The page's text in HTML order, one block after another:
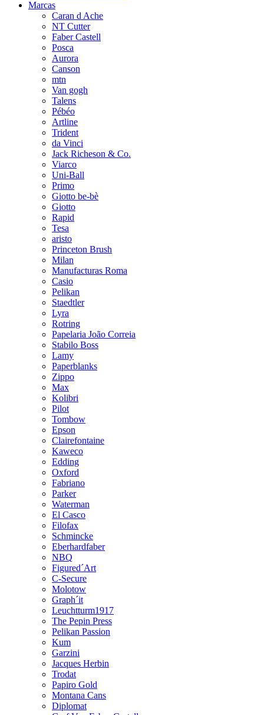
Marcas
Caran d Ache
NT Cutter
Faber Castell
Posca
Aurora
Canson
mtn
Van gogh
Talens
Pébéo
Artline
Trident
da Vinci
Jack Richeson & Co.
Viarco
Uni-Ball
Primo
Giotto be-bè
Giotto
Rapid
Tesa
aristo
Princeton Brush
Milan
Manufacturas Roma
Casio
Pelikan
Staedtler
Lyra
Rotring
Papelaria João Correia
Stabilo Boss
Lamy
Paperblanks
Zippo
Max
Kolibri
Pilot
Tombow
Epson
Clairefontaine
Kaweco
Edding
Oxford
Fabriano
Parker
Waterman
El Casco
Filofax
Schmincke
Eberhardfaber
NBQ
Figured´Art
C-Secure
Molotow
Graph´it
Leuchtturm1917
The Pepin Press
Pelikan Passion
Kum
Garzini
Jacques Herbin
Trodat
Papiro Gold
Montana Cans
Diplomat